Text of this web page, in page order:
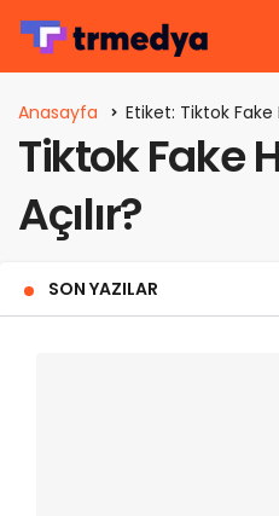
Anasayfa Etiket: Tiktok Fake
Tiktok Fake
Açılır?
SON YAZILAR